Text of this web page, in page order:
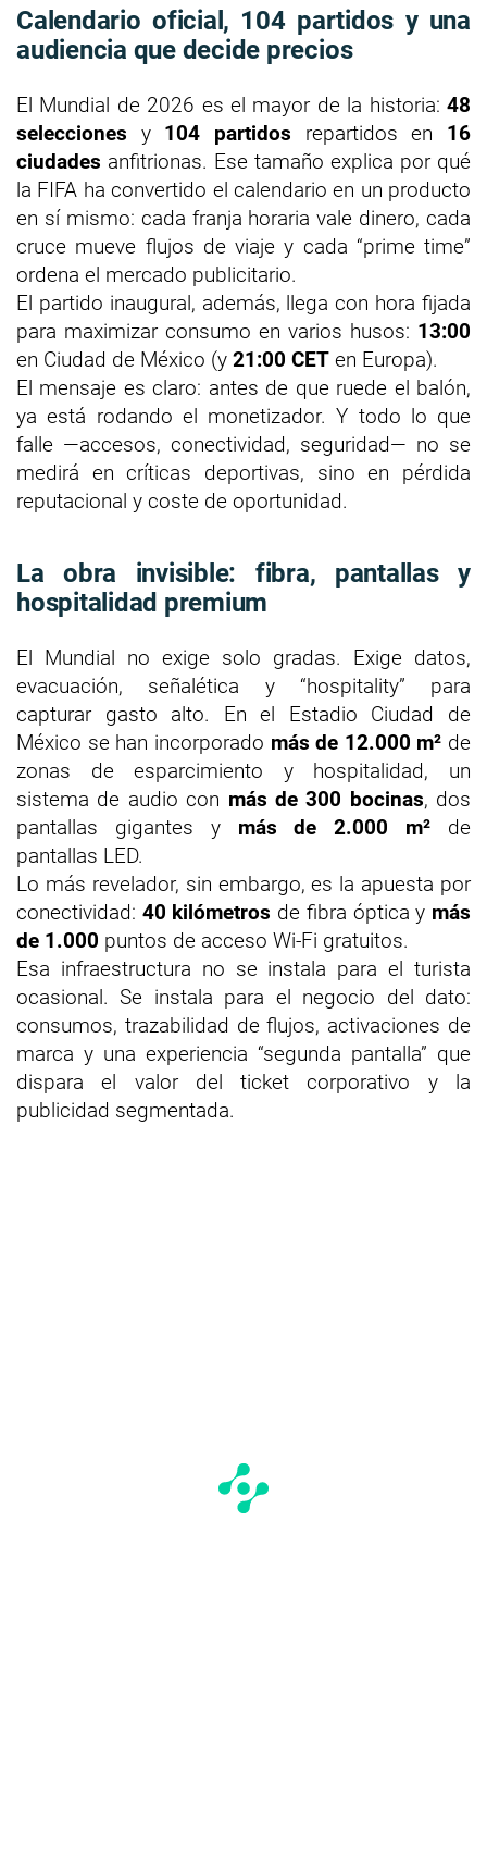
Calendario oficial, 104 partidos y una
audiencia que decide precios
El Mundial de 2026 es el mayor de la historia: 48
selecciones y 104 partidos repartidos en 16
ciudades anfitrionas. Ese tamaño explica por qué
la FIFA ha convertido el calendario en un producto
en sí mismo: cada franja horaria vale dinero, cada
cruce mueve flujos de viaje y cada “prime time”
ordena el mercado publicitario.
El partido inaugural, además, llega con hora fijada
para maximizar consumo en varios husos: 13:00
en Ciudad de México (y 21:00 CET en Europa).
El mensaje es claro: antes de que ruede el balón,
ya está rodando el monetizador. Y todo lo que
falle —accesos, conectividad, seguridad— no se
medirá en críticas deportivas, sino en pérdida
reputacional y coste de oportunidad.
La obra invisible: fibra, pantallas y
hospitalidad premium
El Mundial no exige solo gradas. Exige datos,
evacuación, señalética y “hospitality” para
capturar gasto alto. En el Estadio Ciudad de
México se han incorporado más de 12.000 m² de
zonas de esparcimiento y hospitalidad, un
sistema de audio con más de 300 bocinas, dos
pantallas gigantes y más de 2.000 m² de
pantallas LED.
Lo más revelador, sin embargo, es la apuesta por
conectividad: 40 kilómetros de fibra óptica y más
de 1.000 puntos de acceso Wi-Fi gratuitos.
Esa infraestructura no se instala para el turista
ocasional. Se instala para el negocio del dato:
consumos, trazabilidad de flujos, activaciones de
marca y una experiencia “segunda pantalla” que
dispara el valor del ticket corporativo y la
publicidad segmentada.